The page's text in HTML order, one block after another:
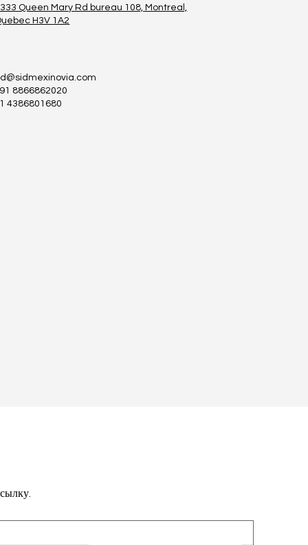
Queen Mary Rd bureau 108, Montreal,
H3V 1A2
8866862020
4386801680